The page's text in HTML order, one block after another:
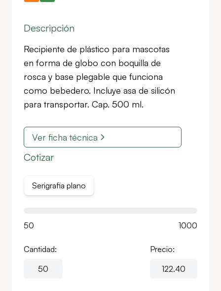
Descripción
Recipiente de plástico para mascotas
en forma de globo con boquilla de
rosca y base plegable que funciona
como bebedero. Incluye asa de silicón
para transportar. Cap. 500 ml.
Ver ficha técnica
Cotizar
Serigrafia plano
50 1000
Cantidad: Precio: